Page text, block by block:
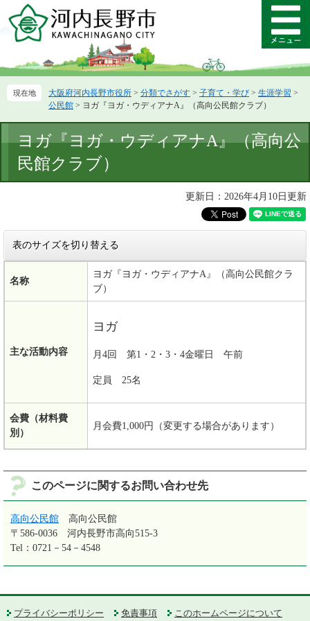
ー
先
ニ
を
て
メ
ニ
ー
大阪府河内長野市役所 > 分類でさがす > 子育て・学び > 生涯学習 >
公民館 > ヨガ『ヨガ・ウディアナA』（高向公民館クラブ）
文
ヨガ『ヨガ・ウディアナA』（高向公
民館クラブ）
更新日：2026年4月10日更新
表のサイズを切り替える
名称
ヨガ『ヨガ・ウディアナA』（高向公民館クラ
ブ）
主な活動内容
ヨガ
月4回 第1・2・3・4金曜日 午前
定員 25名
会費（材料費
別）
月会費1,000円（変更する場合があります）
このページに関するお問い合わせ先
高向公民館
高向公民館
〒586-0036
河内長野市高向515-3
Tel：0721－54－4548
プライバシーポリシー 免責事項 このホームページについて